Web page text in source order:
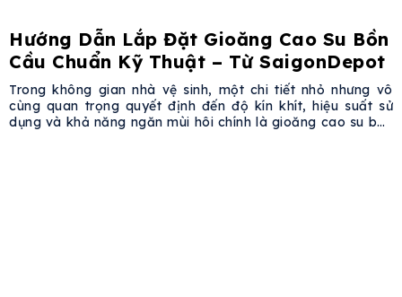
Hướng Dẫn Lắp Đặt Gioăng Cao Su Bồn
Cầu Chuẩn Kỹ Thuật – Từ SaigonDepot
Trong không gian nhà vệ sinh, một chi tiết nhỏ nhưng vô
cùng quan trọng quyết định đến độ kín khít, hiệu suất sử
dụng và khả năng ngăn mùi hôi chính là gioăng cao su bồn